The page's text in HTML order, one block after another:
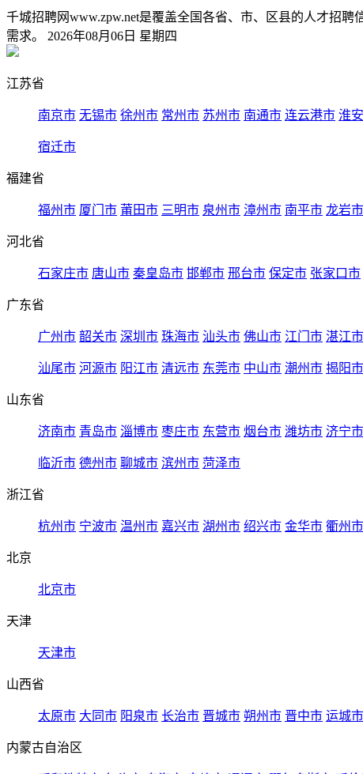
千城招聘网www.zpw.net是覆盖全国各省、市、区县的人才招
需求。 2026年08月06日 星期四
江苏省
南京市 无锡市 徐州市 常州市 苏州市 南通市 连云港市 淮
宿迁市
福建省
福州市 厦门市 莆田市 三明市 泉州市 漳州市 南平市 龙岩市
河北省
石家庄市 唐山市 秦皇岛市 邯郸市 邢台市 保定市 张家口市
广东省
广州市 韶关市 深圳市 珠海市 汕头市 佛山市 江门市 湛江市
汕尾市 河源市 阳江市 清远市 东莞市 中山市 潮州市 揭阳市
山东省
济南市 青岛市 淄博市 枣庄市 东营市 烟台市 潍坊市 济宁市
临沂市 德州市 聊城市 滨州市 菏泽市
浙江省
杭州市 宁波市 温州市 嘉兴市 湖州市 绍兴市 金华市 衢州市
北京
北京市
天津
天津市
山西省
太原市 大同市 阳泉市 长治市 晋城市 朔州市 晋中市 运城市
内蒙古自治区